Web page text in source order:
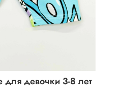
девочки 3-8 лет